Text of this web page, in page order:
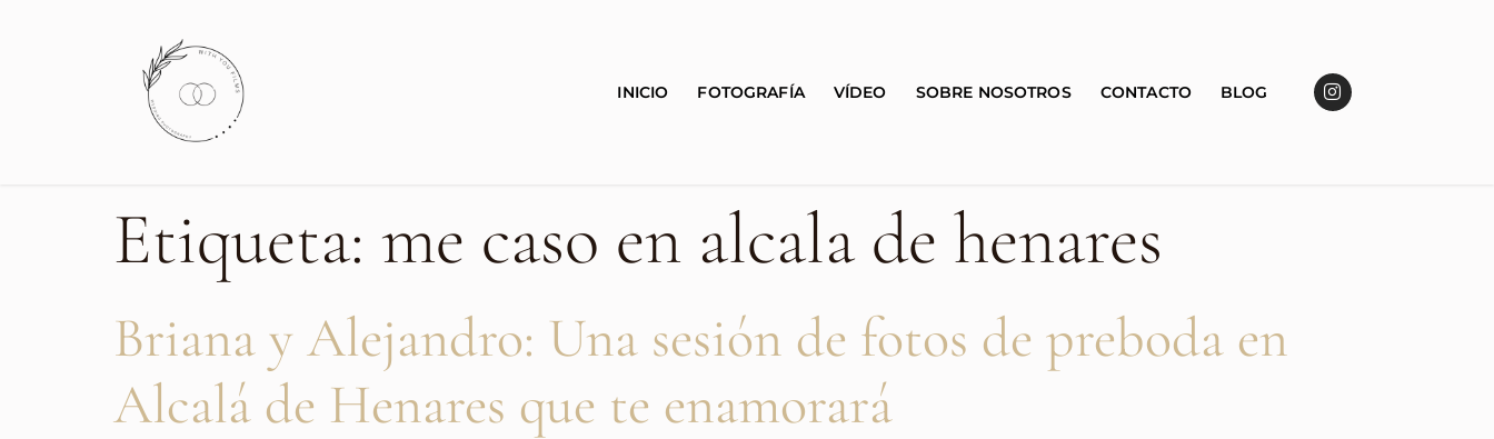
INICIO FOTOGRAFÍA VÍDEO SOBRE NOSOTROS CONTACTO BLOG
Etiqueta: me caso en alcala de henares
Briana y Alejandro: Una sesión de fotos de preboda en
Alcalá de Henares que te enamorará